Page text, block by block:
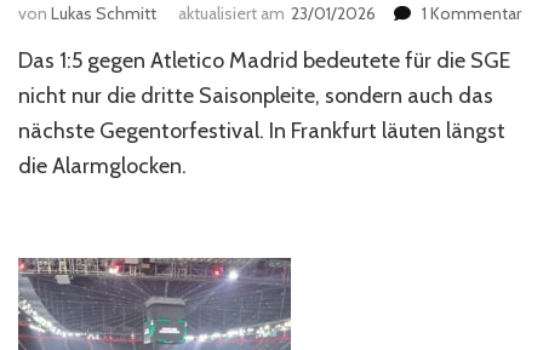
von Lukas Schmitt aktualisiert am 23/01/2026 1 Kommentarzu
Das 1:5 gegen Atletico Madrid bedeutete für die SGE
nicht nur die dritte Saisonpleite, sondern auch das
nächste Gegentorfestival. In Frankfurt läuten längst
die Alarmglocken.